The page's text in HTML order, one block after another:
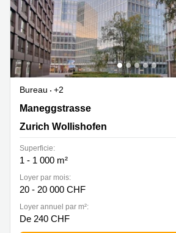
Bureau
+2
Maneggstrasse 17, Zurich Wollishofen
Maneggstrasse
Zurich Wollishofen
Superficie:
1 - 1 000 m²
Loyer par mois:
20 - 20 000 CHF
Loyer annuel par m²:
De 240 CHF